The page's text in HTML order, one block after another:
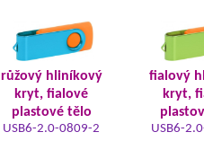
růžový hliníkový
kryt, fialové
plastové tělo
USB6-2.0-0809-2
fialový
kryt,
USB6-